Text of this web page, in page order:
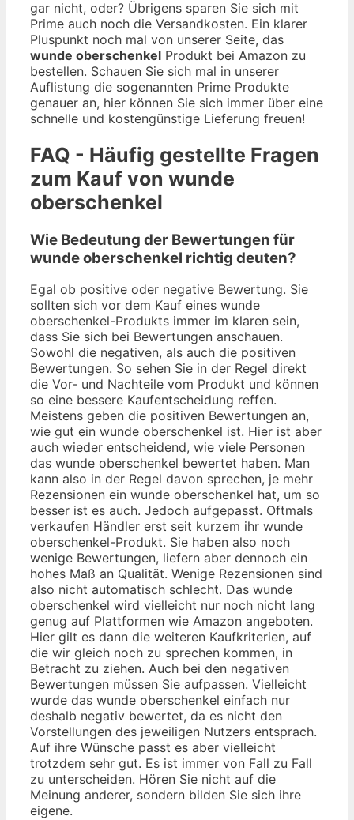
gar nicht, oder? Übrigens sparen Sie sich mit
Prime auch noch die Versandkosten. Ein klarer
Pluspunkt noch mal von unserer Seite, das
wunde oberschenkel Produkt bei Amazon zu
bestellen. Schauen Sie sich mal in unserer
Auflistung die sogenannten Prime Produkte
genauer an, hier können Sie sich immer über eine
schnelle und kostengünstige Lieferung freuen!
FAQ - Häufig gestellte Fragen
zum Kauf von wunde
oberschenkel
Wie Bedeutung der Bewertungen für
wunde oberschenkel richtig deuten?
Egal ob positive oder negative Bewertung. Sie
sollten sich vor dem Kauf eines wunde
oberschenkel-Produkts immer im klaren sein,
dass Sie sich bei Bewertungen anschauen.
Sowohl die negativen, als auch die positiven
Bewertungen. So sehen Sie in der Regel direkt
die Vor- und Nachteile vom Produkt und können
so eine bessere Kaufentscheidung reffen.
Meistens geben die positiven Bewertungen an,
wie gut ein wunde oberschenkel ist. Hier ist aber
auch wieder entscheidend, wie viele Personen
das wunde oberschenkel bewertet haben. Man
kann also in der Regel davon sprechen, je mehr
Rezensionen ein wunde oberschenkel hat, um so
besser ist es auch. Jedoch aufgepasst. Oftmals
verkaufen Händler erst seit kurzem ihr wunde
oberschenkel-Produkt. Sie haben also noch
wenige Bewertungen, liefern aber dennoch ein
hohes Maß an Qualität. Wenige Rezensionen sind
also nicht automatisch schlecht. Das wunde
oberschenkel wird vielleicht nur noch nicht lang
genug auf Plattformen wie Amazon angeboten.
Hier gilt es dann die weiteren Kaufkriterien, auf
die wir gleich noch zu sprechen kommen, in
Betracht zu ziehen. Auch bei den negativen
Bewertungen müssen Sie aufpassen. Vielleicht
wurde das wunde oberschenkel einfach nur
deshalb negativ bewertet, da es nicht den
Vorstellungen des jeweiligen Nutzers entsprach.
Auf ihre Wünsche passt es aber vielleicht
trotzdem sehr gut. Es ist immer von Fall zu Fall
zu unterscheiden. Hören Sie nicht auf die
Meinung anderer, sondern bilden Sie sich ihre
eigene.